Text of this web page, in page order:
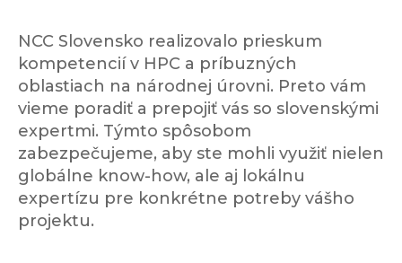
NCC Slovensko realizovalo prieskum
kompetencií v HPC a príbuzných
oblastiach na národnej úrovni. Preto vám
vieme poradiť a prepojiť vás so slovenskými
expertmi. Týmto spôsobom
zabezpečujeme, aby ste mohli využiť nielen
globálne know-how, ale aj lokálnu
expertízu pre konkrétne potreby vášho
projektu.